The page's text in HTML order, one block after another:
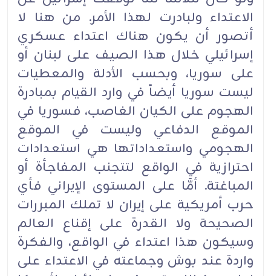
الاعتداء ولبادرت لهذا الأمر. من هنا لا
أتصور أن يكون هناك اعتداء عسكري
إسرائيلي خلال هذا الصيف على لبنان أو
على سوريا، وبحسب الأدلة والمعطيات
ليست سوريا أيضاً في وارد القيام بمبادرة
الهجوم على الكيان الغاصب، فسوريا في
الموقع الدفاعي وليست في الموقع
الهجومي واستعداداتها هي استعدادات
احترازية في الواقع لتتجنب المفاجأة أو
المباغتة. أمَّا على المستوى الإيراني فأي
حرب أمريكية على إيران لا تملك المبررات
الصحيحة ولا القدرة على إقناع العالم
وسيكون هذا اعتداء في الواقع، والفكرة
واردة عند بوش وجماعته في الاعتداء على